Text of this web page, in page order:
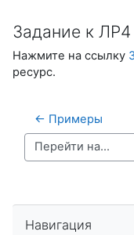
Задание к ЛР4
Нажмите на ссылку
ресурс.
← Примеры
Перейти на...
Навигация